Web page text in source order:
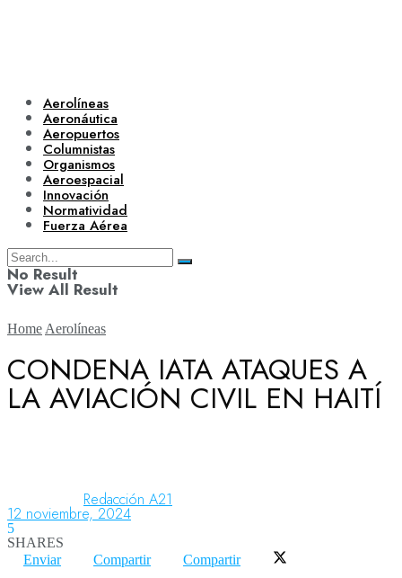
Aerolíneas
Aeronáutica
Aeropuertos
Columnistas
Organismos
Aeroespacial
Innovación
Normatividad
Fuerza Aérea
No Result
View All Result
Aerolíneas
Aeropuertos
Home Aerolíneas
CONDENA IATA ATAQUES A
LA AVIACIÓN CIVIL EN HAITÍ
Redacción A21
12 noviembre, 2024
5
SHARES
Enviar
Compartir Compartir